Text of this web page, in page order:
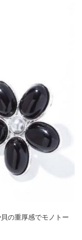
の重厚感でモノトー